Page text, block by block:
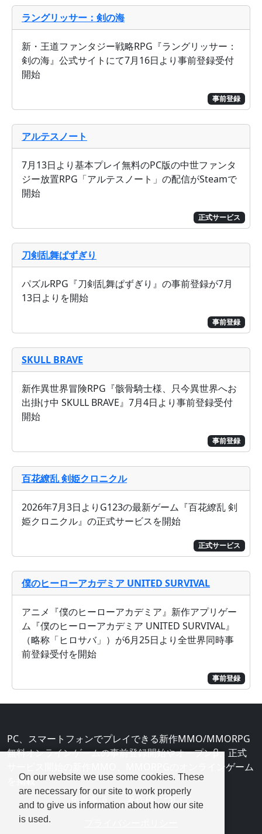
ラングリッサー：剣の海
事前登録
新・王道ファンタジー戦略RPG『ラングリッサー：
剣の海』公式サイトにて7月16日より事前登録受付
開始
アルテスノート
正式サービス
7月13日より基本プレイ無料のPC版の中世ファンタ
ジー放置RPG「アルテスノート」の配信がSteamで
開始
刀剣乱舞ぱずぎり
事前登録
パズルRPG『刀剣乱舞ぱずぎり』の事前登録が7月
13日よりを開始
SKULL BRAVE
事前登録
新作異世界冒険RPG『骸骨騎士様、只今異世界へお
出掛け中 SKULL BRAVE』7月4日より事前登録受付
開始
百花繚乱 剣姫クロニクル
正式サービス
2026年7月3日よりG123の最新ゲーム『百花繚乱 剣
姫クロニクル』の正式サービスを開始
僕のヒーローアカデミア UNITED SURVIVAL
事前登録
アニメ『僕のヒーローアカデミア』新作アプリゲー
ム『僕のヒーローアカデミア UNITED SURVIVAL』
（略称「ヒロサバ」）が6月25日より全世界同時事
前登録受付を開始
PC、スマートフォンでプレイできる新作MMO/MMORPG
無料オンラインゲームの事前登録開始やオープンβ、正式
サービス開始の新作MMO、MMORPGのオンラインゲーム
を掲載
免責事項
著作権について
On our website we use some cookies. These
are necessary for our site to work properly
and to give us information about how our site
is used.